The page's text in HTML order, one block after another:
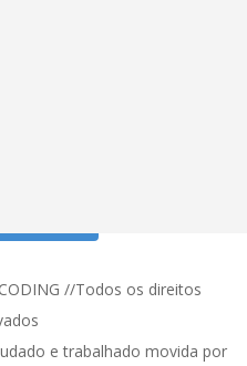
//Todos os direitos
e trabalhado movida por